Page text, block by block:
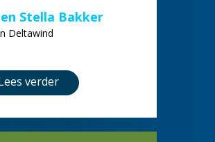
en Stella Bakker
Deltawind
verder